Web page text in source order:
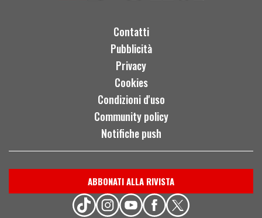
Contatti
Pubblicità
Privacy
Cookies
Condizioni d'uso
Community policy
Notifiche push
ABBONATI ALLA RIVISTA